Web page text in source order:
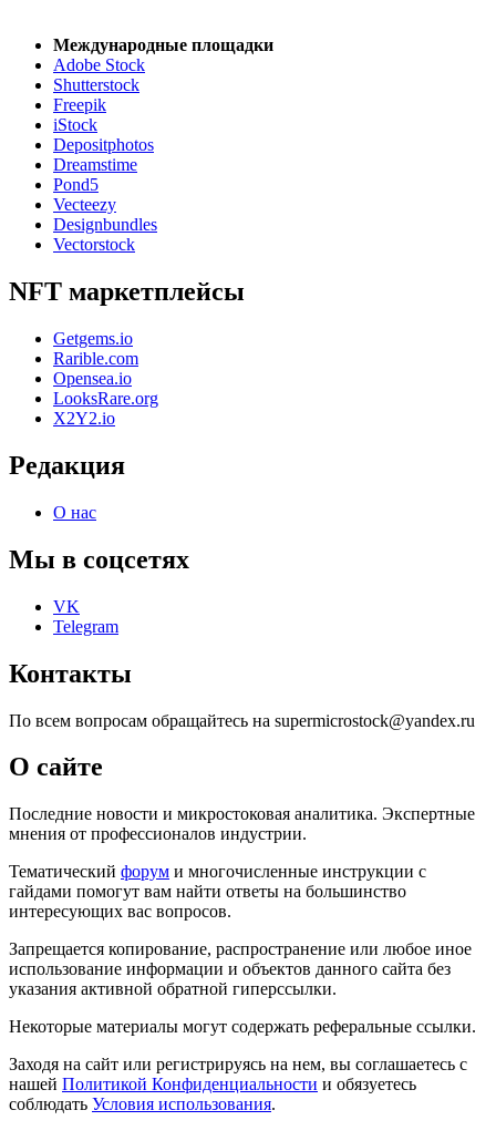
Международные площадки
Adobe Stock
Shutterstock
Freepik
iStock
Depositphotos
Dreamstime
Pond5
Vecteezy
Designbundles
Vectorstock
NFT маркетплейсы
Getgems.io
Rarible.com
Opensea.io
LooksRare.org
X2Y2.io
Редакция
О нас
Мы в соцсетях
VK
Telegram
Контакты
По всем вопросам обращайтесь на supermicrostock@yandex.ru
О сайте
Последние новости и микростоковая аналитика. Экспертные
мнения от профессионалов индустрии.
Тематический форум и многочисленные инструкции с
гайдами помогут вам найти ответы на большинство
интересующих вас вопросов.
Запрещается копирование, распространение или любое иное
использование информации и объектов данного сайта без
указания активной обратной гиперссылки.
Некоторые материалы могут содержать реферальные ссылки.
Заходя на сайт или регистрируясь на нем, вы соглашаетесь с
нашей Политикой Конфиденциальности и обязуетесь
соблюдать Условия использования.